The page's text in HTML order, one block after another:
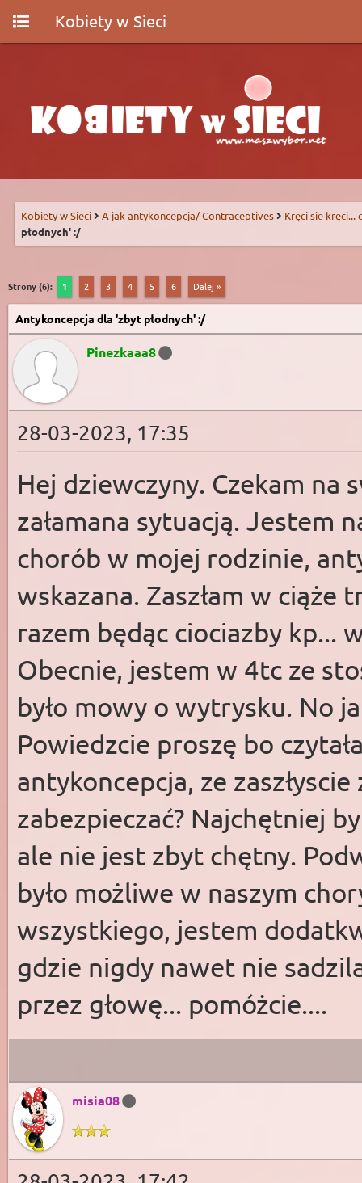
Kobiety w Sieci
Kobiety w Sieci A jak antykoncepcja/ Contraceptives
Kręci sie kręci...
płodnych' :/
Strony (6): 1 2 3 4 5 6 Dalej »
Antykoncepcja dla 'zbyt płodnych' :/
Pinezkaaa8
28-03-2023, 17:35
Hej dziewczyny. Czekam na
załamana sytuacją. Jestem
chorób w mojej rodzinie,
wskazana. Zaszłam w ciąże
razem będąc ciociazby kp...
Obecnie, jestem w 4tc ze
było mowy o wytrysku. No
Powiedzcie proszę bo
antykoncepcja, ze
zabezpieczać? Najchętniej
ale nie jest zbyt chętny.
było możliwe w naszym
wszystkiego, jestem
gdzie nigdy nawet nie
przez głowę... pomóżcie....
misia08